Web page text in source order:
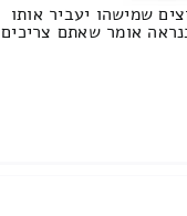
שמישהו יעביר אותו
אומר שאתם צריכים